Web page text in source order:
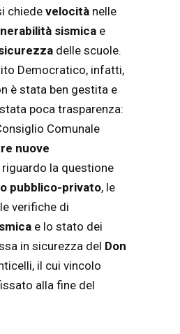
chiede velocità nelle
sismica e
delle scuole.
Democratico, infatti,
è stata ben gestita e
poca trasparenza:
Comunale
nuove
riguardo la questione
pubblico-privato, le
verifiche di
e lo stato dei
in sicurezza del Don
il cui vincolo
alla fine del